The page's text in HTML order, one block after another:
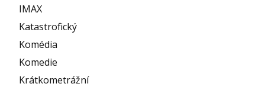
IMAX
Katastrofický
Komédia
Komedie
Krátkometrážní